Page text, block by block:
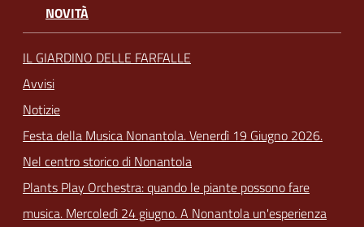
NOVITÀ
IL GIARDINO DELLE FARFALLE
Avvisi
Notizie
Festa della Musica Nonantola. Venerdì 19 Giugno 2026.
Nel centro storico di Nonantola
Plants Play Orchestra: quando le piante possono fare
musica. Mercoledì 24 giugno. A Nonantola un'esperienza